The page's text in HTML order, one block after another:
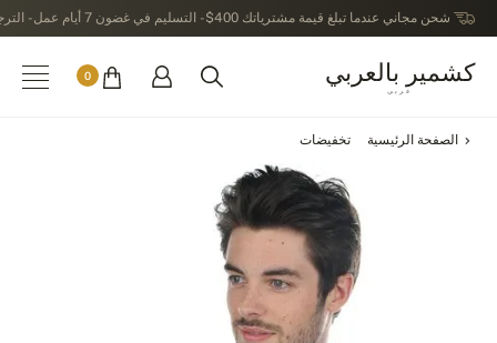
شحن مجاني عندما تبلغ قيمة مشترياتك 400$ - التسليم في غضون 7 أيام عمل - الترجيع في خلال 14 يوماً بعد الاستلام
كشمير بالعربي
عربى
0
الصفحة الرئيسية تخفيضات